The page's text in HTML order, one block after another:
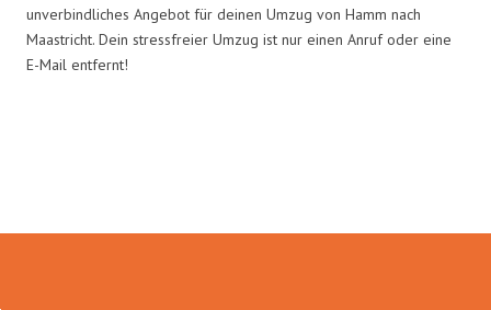
unverbindliches Angebot für deinen Umzug von Hamm nach
Maastricht. Dein stressfreier Umzug ist nur einen Anruf oder eine
E-Mail entfernt!